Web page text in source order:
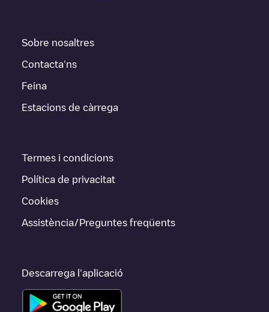
Sobre nosaltres
Contacta'ns
Feina
Estacions de càrrega
Termes i condicions
Política de privacitat
Cookies
Assistència/Preguntes freqüents
Descarrega l'aplicació